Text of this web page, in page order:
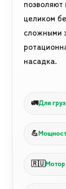
целиком
сложными
насадка.
🚛Для
💪
🇷🇺Мотор